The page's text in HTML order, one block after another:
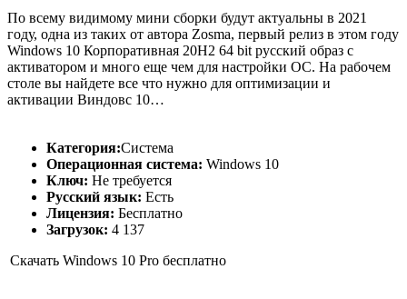
По всему видимому мини сборки будут актуальны в 2021
году, одна из таких от автора Zosma, первый релиз в этом году
Windows 10 Корпоративная 20H2 64 bit русский образ с
активатором и много еще чем для настройки ОС. На рабочем
столе вы найдете все что нужно для оптимизации и
активации Виндовс 10…
Категория:Система
Операционная система: Windows 10
Ключ: Не требуется
Русский язык: Есть
Лицензия: Бесплатно
Загрузок: 4 137
Скачать Windows 10 Pro бесплатно